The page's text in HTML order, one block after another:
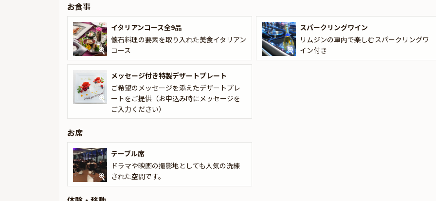
ーの見える場所で、美しい景色をバックに記念撮影をいたします。記念すべきひとときを形として残すことが出来る人気の
サービスです。
車内にはスパークリングワインをご用意いたしますので、幸せな未来を想像しながらリムジンクルーズをお楽しみくださ
い。
感動を与える演出満載のプランで、二度とない特別な日をお過ごしください。
お食事
イタリアンコース全9品
懐石料理の要素を取り入れた美食イタリアン
コース
スパークリングワイン
リムジンの車内で楽しむスパークリングワ
イン付き
メッセージ付き特製デザートプレート
ご希望のメッセージを添えたデザートプレ
ートをご提供（お申込み時にメッセージを
ご入力ください）
お席
テーブル席
ドラマや映画の撮影地としても人気の洗練
された空間です。